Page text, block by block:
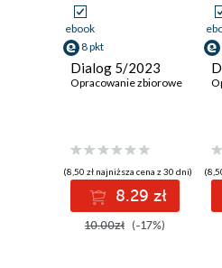
ebook
8 pkt
Dialog 5/2023
Opracowanie zbiorowe
(8,50 zł najniższa cena z 30 dni)
8.29 zł
10.00zł (-17%)